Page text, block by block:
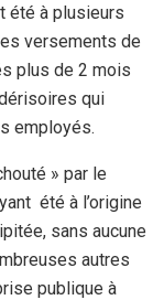
été à plusieurs
versements de
plus de 2 mois
qui
employés.
» par le
été à l’origine
sans aucune
autres
publique à